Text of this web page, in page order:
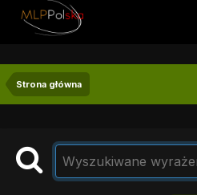
Strona główna